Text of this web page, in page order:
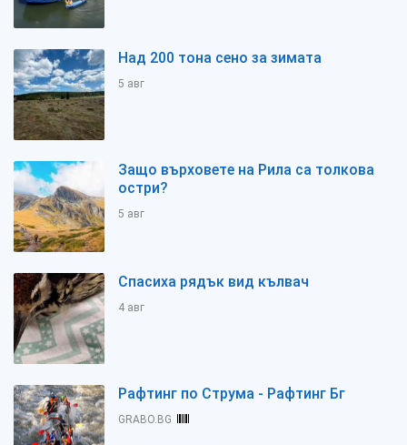
Над 200 тона сено за зимата
5 авг
Защо върховете на Рила са толкова
остри?
5 авг
Спасиха рядък вид кълвач
4 авг
Рафтинг по Струма - Рафтинг Бг
GRABO.BG